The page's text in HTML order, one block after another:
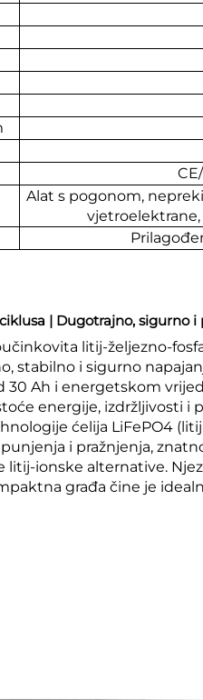
Alat s pogonom,
| Dugotrajno, sigurno
litij-željezno-
stabilno i sigurno
30 Ah i energetskom
energije, izdržljivosti i
ćelija LiFePO4
i pražnjenja,
ionske alternative.
građa čine je